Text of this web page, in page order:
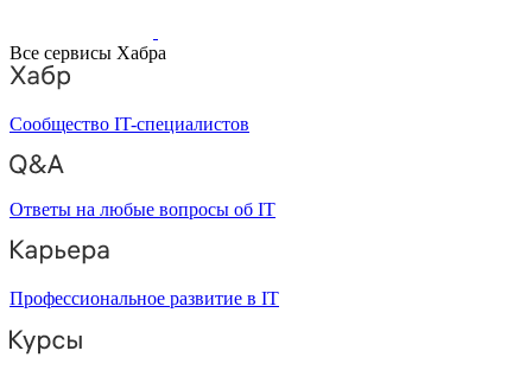
Все сервисы Хабра
Сообщество IT-специалистов
Ответы на любые вопросы об IT
Профессиональное развитие в IT